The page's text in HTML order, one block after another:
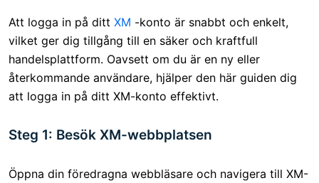
Att logga in på ditt XM -konto är snabbt och enkelt,
vilket ger dig tillgång till en säker och kraftfull
handelsplattform. Oavsett om du är en ny eller
återkommande användare, hjälper den här guiden dig
att logga in på ditt XM-konto effektivt.
Steg 1: Besök XM-webbplatsen
Öppna din föredragna webbläsare och navigera till XM-